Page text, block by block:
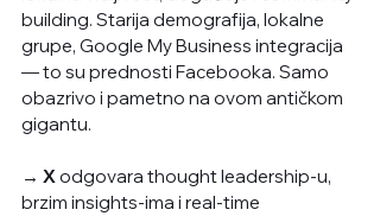
building. Starija demografija, lokalne
grupe, Google My Business integracija
— to su prednosti Facebooka. Samo
obazrivo i pametno na ovom antičkom
gigantu.
→ X odgovara thought leadership-u,
brzim insights-ima i real-time